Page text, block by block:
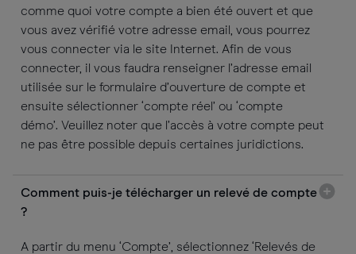
comme quoi votre compte a bien été ouvert et que
vous avez vérifié votre adresse email, vous pourrez
vous connecter via le site Internet. Afin de vous
connecter, il vous faudra renseigner l’adresse email
utilisée sur le formulaire d’ouverture de compte et
ensuite sélectionner ‘compte réel’ ou ‘compte
démo’. Veuillez noter que l’accès à votre compte peut
ne pas être possible depuis certaines juridictions.
Comment puis-je télécharger un relevé de compte
?
A partir du menu ‘Compte’, sélectionnez ‘Relevés de